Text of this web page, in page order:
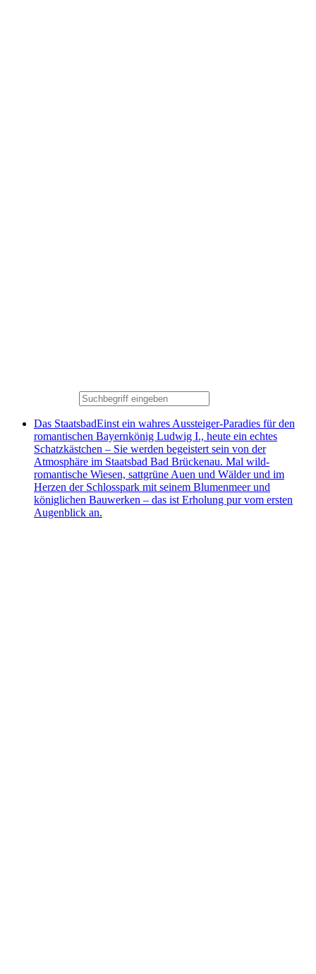
Das StaatsbadEinst ein wahres Aussteiger-Paradies für den
romantischen Bayernkönig Ludwig I., heute ein echtes
Schatzkästchen – Sie werden begeistert sein von der
Atmosphäre im Staatsbad Bad Brückenau. Mal wild-
romantische Wiesen, sattgrüne Auen und Wälder und im
Herzen der Schlosspark mit seinem Blumenmeer und
königlichen Bauwerken – das ist Erholung pur vom ersten
Augenblick an.